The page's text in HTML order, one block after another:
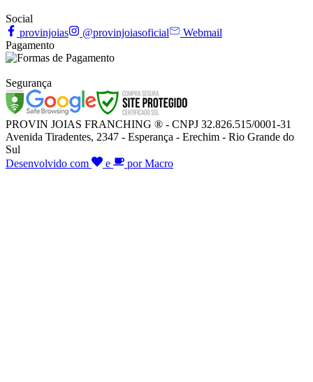
Social
provinjoias
@provinjoiasoficial
Webmail
Pagamento
Segurança
PROVIN JOIAS FRANCHING ® - CNPJ 32.826.515/0001-31
Avenida Tiradentes, 2347 - Esperança - Erechim - Rio Grande do
Sul
Desenvolvido com
e por Macro